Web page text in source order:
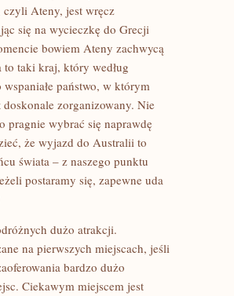
czyli Ateny, jest wręcz
się na wycieczkę do Grecji
bowiem Ateny zachwycą
taki kraj, który według
państwo, w którym
zorganizowany. Nie
pragnie wybrać się naprawdę
że wyjazd do Australii to
świata – z naszego punktu
postaramy się, zapewne uda
dużo atrakcji.
na pierwszych miejscach, jeśli
bardzo dużo
Ciekawym miejscem jest